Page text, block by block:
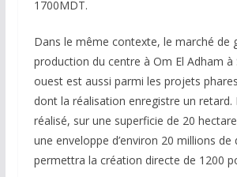
1700MDT.
Dans le même contexte, le marché de
production du centre à Om El Adham à
ouest est aussi parmi les projets
dont la réalisation enregistre un retard.
réalisé, sur une superficie de 20
une enveloppe d’environ 20 millions de
permettra la création directe de 1200